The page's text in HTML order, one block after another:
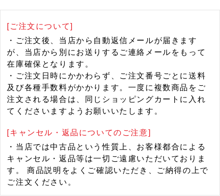
[ご注文について]
・ご注文後、当店から自動返信メールが届きます
が、当店から別にお送りするご連絡メールをもって
在庫確保となります。
・ご注文日時にかかわらず、ご注文番号ごとに送料
及び各種手数料がかかります。一度に複数商品をご
注文される場合は、同じショッピングカートに入れ
てくださいますようお願いいたします。
[キャンセル・返品についてのご注意]
・当店では中古品という性質上、お客様都合による
キャンセル・返品等は一切ご遠慮いただいておりま
す。 商品説明をよくご確認いただき、ご納得の上で
ご注文ください。